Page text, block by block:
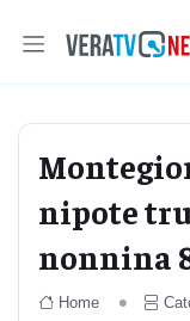
nipote
nonnina
Home